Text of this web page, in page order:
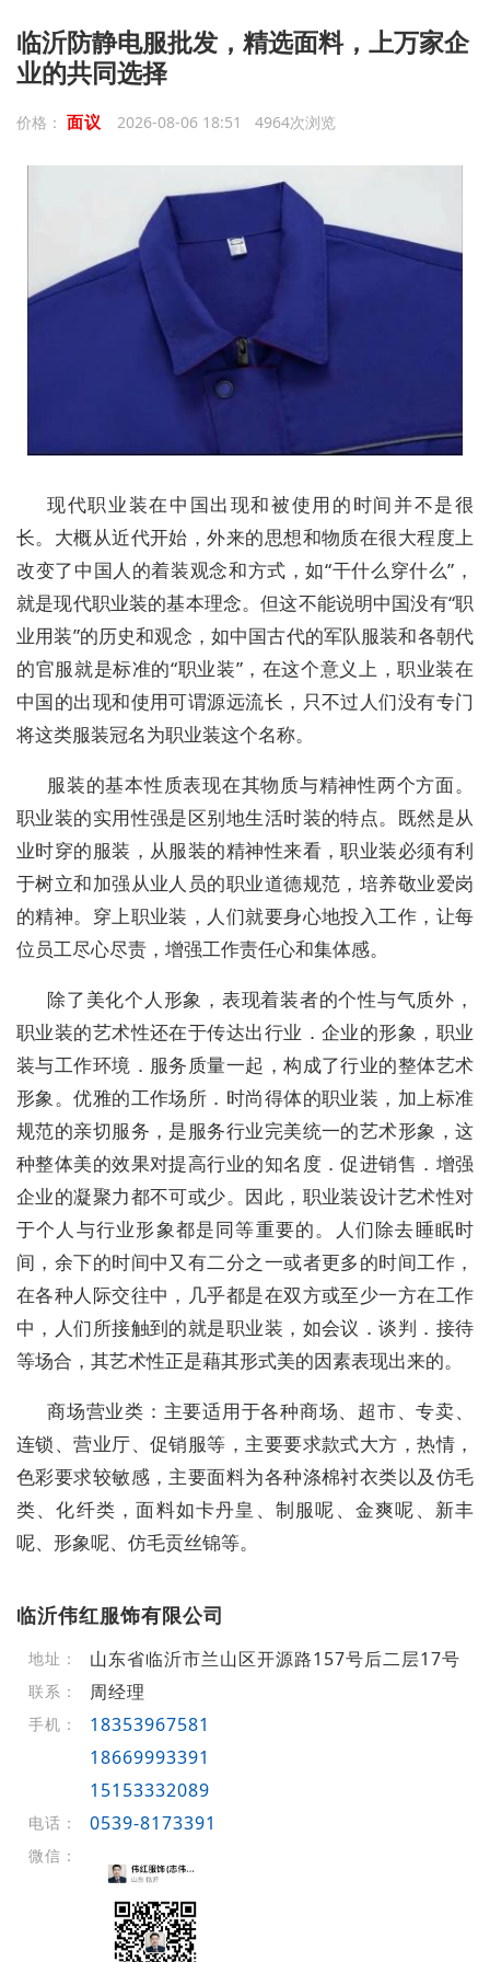
临沂防静电服批发，精选面料，上万家企
业的共同选择
价格： 面议 2026-08-06 18:51 4964次浏览
现代职业装在中国出现和被使用的时间并不是很
长。大概从近代开始，外来的思想和物质在很大程度上
改变了中国人的着装观念和方式，如“干什么穿什么”，
就是现代职业装的基本理念。但这不能说明中国没有“职
业用装”的历史和观念，如中国古代的军队服装和各朝代
的官服就是标准的“职业装”，在这个意义上，职业装在
中国的出现和使用可谓源远流长，只不过人们没有专门
将这类服装冠名为职业装这个名称。
服装的基本性质表现在其物质与精神性两个方面。
职业装的实用性强是区别地生活时装的特点。既然是从
业时穿的服装，从服装的精神性来看，职业装必须有利
于树立和加强从业人员的职业道德规范，培养敬业爱岗
的精神。穿上职业装，人们就要身心地投入工作，让每
位员工尽心尽责，增强工作责任心和集体感。
除了美化个人形象，表现着装者的个性与气质外，
职业装的艺术性还在于传达出行业．企业的形象，职业
装与工作环境．服务质量一起，构成了行业的整体艺术
形象。优雅的工作场所．时尚得体的职业装，加上标准
规范的亲切服务，是服务行业完美统一的艺术形象，这
种整体美的效果对提高行业的知名度．促进销售．增强
企业的凝聚力都不可或少。因此，职业装设计艺术性对
于个人与行业形象都是同等重要的。人们除去睡眠时
间，余下的时间中又有二分之一或者更多的时间工作，
在各种人际交往中，几乎都是在双方或至少一方在工作
中，人们所接触到的就是职业装，如会议．谈判．接待
等场合，其艺术性正是藉其形式美的因素表现出来的。
商场营业类：主要适用于各种商场、超市、专卖、
连锁、营业厅、促销服等，主要要求款式大方，热情，
色彩要求较敏感，主要面料为各种涤棉衬衣类以及仿毛
类、化纤类，面料如卡丹皇、制服呢、金爽呢、新丰
呢、形象呢、仿毛贡丝锦等。
临沂伟红服饰有限公司
地址： 山东省临沂市兰山区开源路157号后二层17号
联系： 周经理
手机：
18353967581
18669993391
15153332089
电话： 0539-8173391
微信：